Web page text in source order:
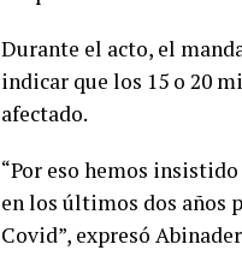
Durante el acto, el
indicar que los 15 o 20
afectado.
“Por eso hemos
en los últimos dos años
Covid”, expresó